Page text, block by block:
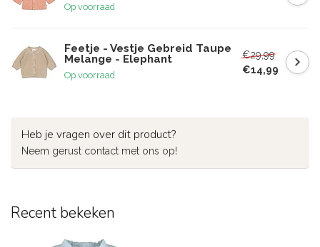
Op voorraad
Feetje - Vestje Gebreid Taupe
Melange - Elephant
Op voorraad
€29,99
€14,99
Heb je vragen over dit product?
Neem gerust contact met ons op!
Recent bekeken